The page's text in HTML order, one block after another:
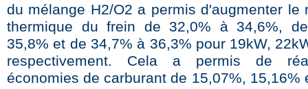
du mélange H2/O2 a permis d'augmenter le
thermique du frein de 32,0% à 34,6%,
35,8% et de 34,7% à 36,3% pour 19kW,
respectivement. Cela a permis de
économies de carburant de 15,07%, 15,16%